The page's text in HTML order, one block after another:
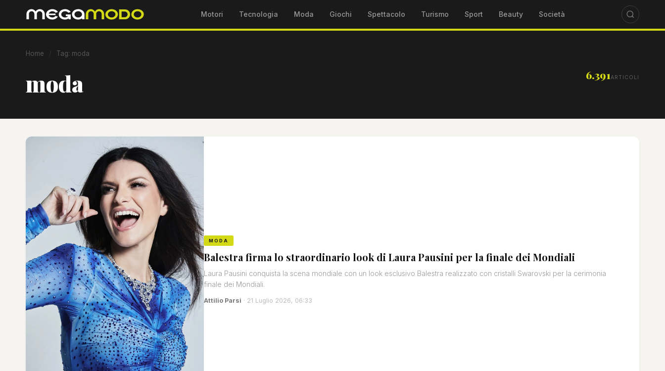
Motori Tecnologia Moda Giochi Spettacolo Turismo Sport Beauty Società
Home Tag: moda
moda 6.391 ARTICOLI
MODA
Balestra firma lo straordinario look di Laura Pausini per la finale dei Mondiali
Laura Pausini conquista la scena mondiale con un look esclusivo Balestra realizzato con cristalli Swarovski per la cerimonia
finale dei Mondiali.
Attilio Parsi · 21 Luglio 2026, 06:33